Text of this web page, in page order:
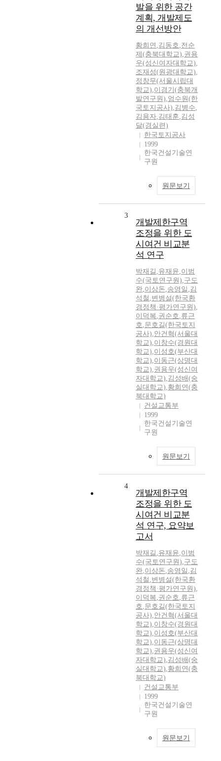
발을 위한 공간
계획, 개발제도
의 개선방안
황희연 ,김동호,전순
제(충북대학교),권용
우(성신여자대학교),
조재성(원광대학교),
정창무(서울시립대
학교),이경기(충북개
발연구원),엄수원(한
국토지공사),김병수,
김용자,김태훈,김성
달(경실련)
한국토지공사
1999
한국건설기술연
구원
원문보기
3
개발제한구역
조정을 위한 도
시여건 비교분
석 연구
박재길 ,유재윤,이범
수(국토연구원),구도
완,이상돈,송영일 ,김
석철 ,변병설(한국환
경정책·평가연구원),
이덕복,권순호,류근
호,문호길(한국토지
공사),안건혁(서울대
학교),이창수(경원대
학교),이성호(부산대
학교),이동근(상명대
학교),권용우(성신여
자대학교),김성배(숭
실대학교),황희연(충
북대학교)
건설교통부
1999
한국건설기술연
구원
원문보기
4
개발제한구역
조정을 위한 도
시여건 비교분
석 연구, 요약보
고서
박재길 ,유재윤,이범
수(국토연구원),구도
완,이상돈,송영일 ,김
석철 ,변병설(한국환
경정책·평가연구원),
이덕복,권순호,류근
호,문호길(한국토지
공사),안건혁(서울대
학교),이창수(경원대
학교),이성호(부산대
학교),이동근(상명대
학교),권용우(성신여
자대학교),김성배(숭
실대학교),황희연(충
북대학교)
건설교통부
1999
한국건설기술연
구원
원문보기